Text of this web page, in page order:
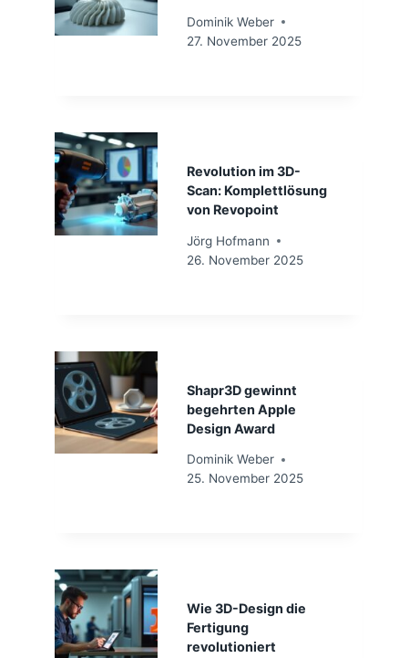
Dominik Weber
27. November 2025
Revolution im 3D-
Scan: Komplettlösung
von Revopoint
Jörg Hofmann
26. November 2025
Shapr3D gewinnt
begehrten Apple
Design Award
Dominik Weber
25. November 2025
Wie 3D-Design die
Fertigung
revolutioniert